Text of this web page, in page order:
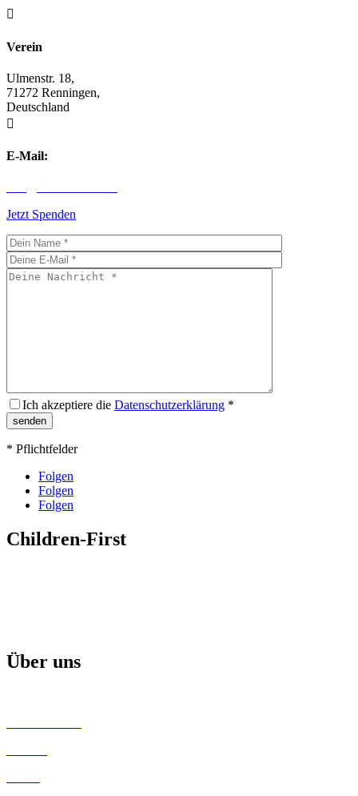

Verein
Ulmenstr. 18,
71272 Renningen,
Deutschland

E-Mail:
Jetzt Spenden
Ich akzeptiere die Datenschutzerklärung *
* Pflichtfelder
Folgen
Folgen
Folgen
Children-First
Über uns